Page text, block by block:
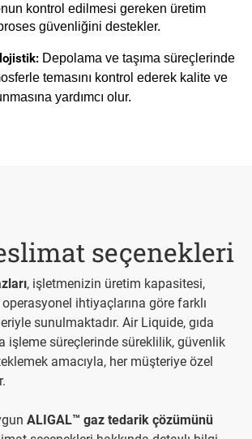
kontrol edilmesi gereken üretim
güvenliğini destekler.
Depolama ve taşıma süreçlerinde
temasını kontrol ederek kalite ve
yardımcı olur.
seçenekleri
, işletmenizin üretim kapasitesi,
operasyonel ihtiyaçlarına göre farklı
sunulmaktadır. Air Liquide, gıda
işleme süreçlerinde süreklilik, güvenlik
amacıyla, her müşteriye özel
ALIGAL™ gaz tedarik çözümünü